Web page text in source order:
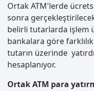
Ortak ATM'lerde
sonra
belirli tutarlarda işlem
bankalara göre
tutarın üzerinde
hesaplanıyor.
Ortak ATM para